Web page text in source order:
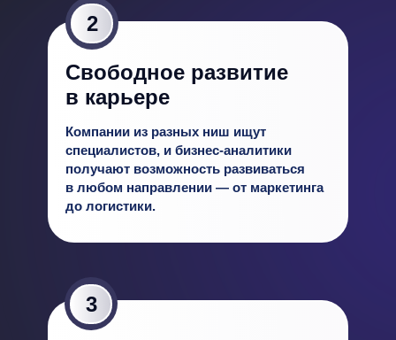
3
Свободное раз витие
в карьере
Компании из разных ниш ищут
специалистов, и бизнес-аналитики
получают возможность развиваться
в любом направлении — от маркетинга
до логистики.
2